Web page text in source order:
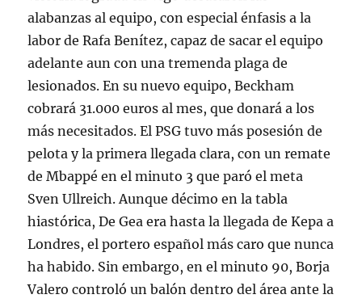
alabanzas al equipo, con especial énfasis a la
labor de Rafa Benítez, capaz de sacar el equipo
adelante aun con una tremenda plaga de
lesionados. En su nuevo equipo, Beckham
cobrará 31.000 euros al mes, que donará a los
más necesitados. El PSG tuvo más posesión de
pelota y la primera llegada clara, con un remate
de Mbappé en el minuto 3 que paró el meta
Sven Ullreich. Aunque décimo en la tabla
hiastórica, De Gea era hasta la llegada de Kepa a
Londres, el portero español más caro que nunca
ha habido. Sin embargo, en el minuto 90, Borja
Valero controló un balón dentro del área ante la